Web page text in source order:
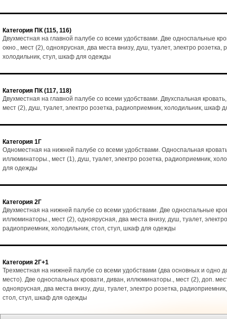
Категория ПК (115, 116)
Двухместная на главной палубе со всеми удобствами. Две односпальные
окно., мест (2), одноярусная, два места внизу, душ, туалет, электро розетка,
холодильник, стул, шкаф для одежды
Категория ПК (117, 118)
Двухместная на главной палубе со всеми удобствами. Двухспальная
мест (2), душ, туалет, электро розетка, радиоприемник, холодильник, шкаф
Категория 1Г
Одноместная на нижней палубе со всеми удобствами. Односпальная
иллюминаторы., мест (1), душ, туалет, электро розетка, радиоприемник,
для одежды
Категория 2Г
Двухместная на нижней палубе со всеми удобствами. Две односпальные
иллюминаторы., мест (2), одноярусная, два места внизу, душ, туалет,
радиоприемник, холодильник, стол, стул, шкаф для одежды
Категория 2Г+1
Трехместная на нижней палубе со всеми удобствами (два основных и одно
место). Две односпальных кровати, диван, иллюминаторы., мест (2), доп.
одноярусная, два места внизу, душ, туалет, электро розетка,
стол, стул, шкаф для одежды